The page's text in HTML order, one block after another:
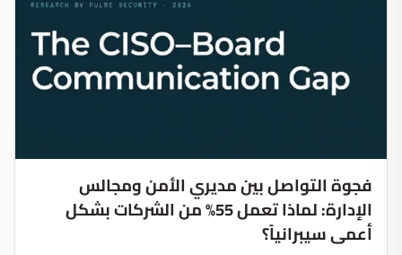
فجوة التواصل بين مديري الأمن ومجالس
الإدارة: لماذا تعمل 55% من الشركات بشكل
أعمى سيبرانياً؟